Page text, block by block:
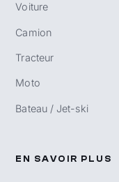
Voiture
Camion
Tracteur
Moto
Bateau / Jet-ski
EN SAVOIR PLUS